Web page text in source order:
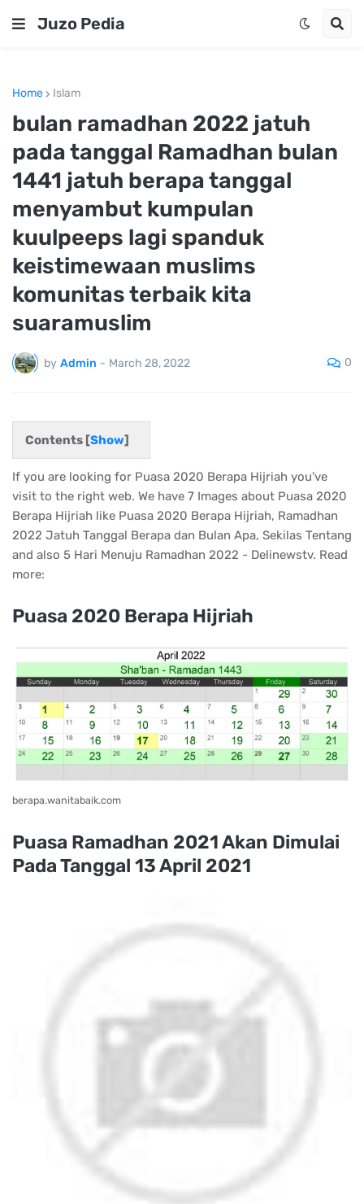
Juzo Pedia
Home Islam
bulan ramadhan 2022 jatuh
pada tanggal Ramadhan bulan
1441 jatuh berapa tanggal
menyambut kumpulan
kuulpeeps lagi spanduk
keistimewaan muslims
komunitas terbaik kita
suaramuslim
by Admin - March 28, 2022 0
Contents [Show]
If you are looking for Puasa 2020 Berapa Hijriah you've
visit to the right web. We have 7 Images about Puasa 2020
Berapa Hijriah like Puasa 2020 Berapa Hijriah, Ramadhan
2022 Jatuh Tanggal Berapa dan Bulan Apa, Sekilas Tentang
and also 5 Hari Menuju Ramadhan 2022 - Delinewstv. Read
more:
Puasa 2020 Berapa Hijriah
berapa.wanitabaik.com
Puasa Ramadhan 2021 Akan Dimulai
Pada Tanggal 13 April 2021